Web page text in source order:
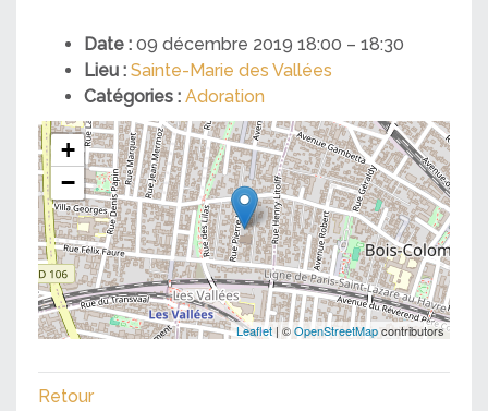
Date : 09 décembre 2019 18:00 – 18:30
Lieu : Sainte-Marie des Vallées
Catégories : Adoration
+
−
Leaflet | ©OpenStreetMapcontributors
Retour